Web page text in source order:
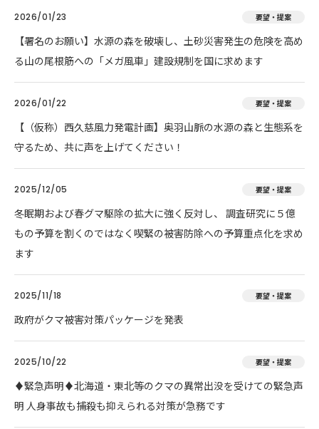
2026/01/23 要望・提案
【署名のお願い】水源の森を破壊し、土砂災害発生の危険を高め
る山の尾根筋への「メガ風車」建設規制を国に求めます
2026/01/22 要望・提案
【（仮称）西久慈風力発電計画】奥羽山脈の水源の森と生態系を
守るため、共に声を上げてください！
2025/12/05 要望・提案
冬眠期および春グマ駆除の拡大に強く反対し、 調査研究に５億
もの予算を割くのではなく喫緊の被害防除への予算重点化を求め
ます
2025/11/18 要望・提案
政府がクマ被害対策パッケージを発表
2025/10/22 要望・提案
♦️緊急声明♦️北海道・東北等のクマの異常出没を受けての緊急声
明 人身事故も捕殺も抑えられる対策が急務です